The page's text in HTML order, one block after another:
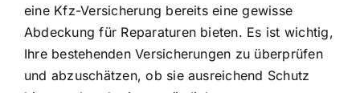
eine Kfz-Versicherung bereits eine gewisse
Abdeckung für Reparaturen bieten. Es ist wichtig,
Ihre bestehenden Versicherungen zu überprüfen
und abzuschätzen, ob sie ausreichend Schutz